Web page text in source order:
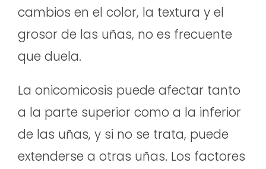
cambios en el color, la textura y el
grosor de las uñas, no es frecuente
que duela.
La onicomicosis puede afectar tanto
a la parte superior como a la inferior
de las uñas, y si no se trata, puede
extenderse a otras uñas. Los factores